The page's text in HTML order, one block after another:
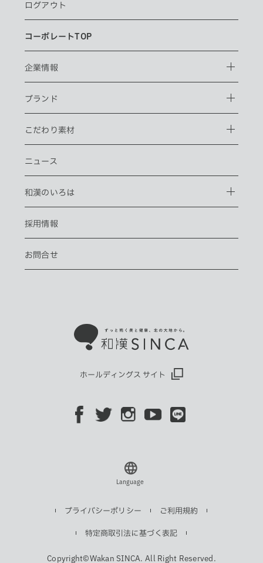
ログアウト
コーポレートTOP
企業情報
ブランド
こだわり素材
ニュース
和漢のいろは
採用情報
お問合せ
ホールディングス サイト
Language
プライバシーポリシー ご利用規約
特定商取引法に基づく表記
Copyright©Wakan SINCA. All Right Reserved.